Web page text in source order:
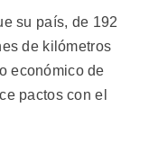
su país, de 192
de kilómetros
económico de
pactos con el